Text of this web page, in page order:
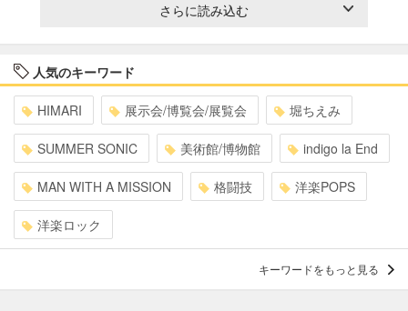
さらに読み込む
人気のキーワード
HIMARI 展示会/博覧会/展覧会 堀ちえみ
SUMMER SONIC 美術館/博物館 indigo la End
MAN WITH A MISSION 格闘技 洋楽POPS
洋楽ロック
キーワードをもっと見る